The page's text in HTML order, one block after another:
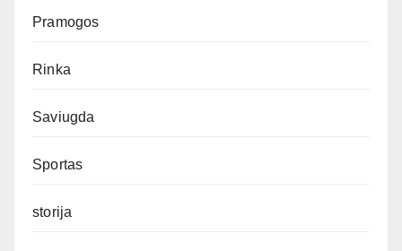
Pramogos
Rinka
Saviugda
Sportas
storija